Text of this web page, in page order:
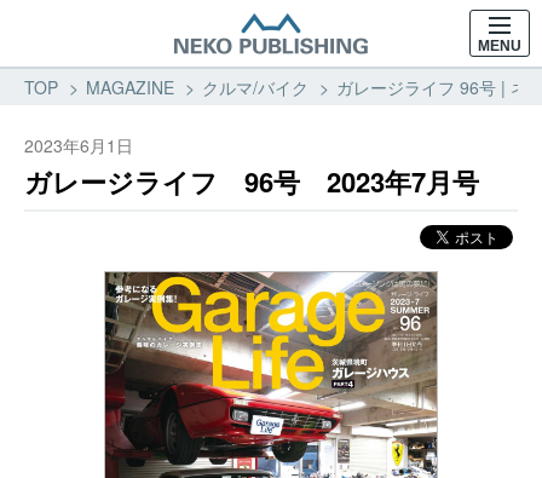
MENU
TOP MAGAZINE クルマ/バイク ガレージライフ 96号 | ネ
2023年6月1日
ガレージライフ 96号 2023年7月号